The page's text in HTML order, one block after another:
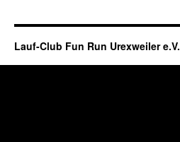
Lauf-Club Fun Run Urexweiler e.V.